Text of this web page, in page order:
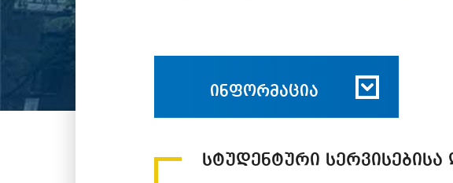
ინფორმაცია
სტუდენტური